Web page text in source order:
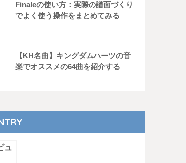
Finaleの使い方：実際の譜面づくり
でよく使う操作をまとめてみる
【KH名曲】キングダムハーツの音
楽でオススメの64曲を紹介する